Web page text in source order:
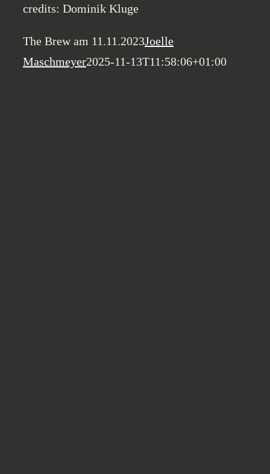
credits: Dominik Kluge
The Brew am 11.11.2023Joelle
Maschmeyer2025-11-13T11:58:06+01:00